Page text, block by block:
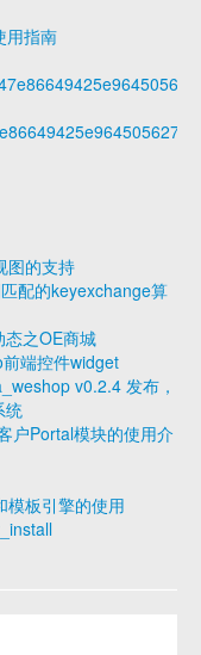
用指南
图的支持
配的keyexchange算
之OE商城
端控件widget
v0.2.4 发布，
统
户Portal模块的使用介
模板引擎的使用